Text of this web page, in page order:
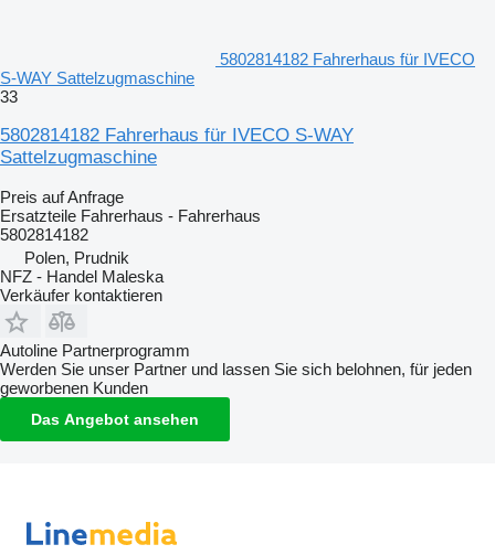
5802814182 Fahrerhaus für IVECO
S-WAY Sattelzugmaschine
33
5802814182 Fahrerhaus für IVECO S-WAY
Sattelzugmaschine
Preis auf Anfrage
Ersatzteile Fahrerhaus - Fahrerhaus
5802814182
Polen, Prudnik
NFZ - Handel Maleska
Verkäufer kontaktieren
Autoline Partnerprogramm
Werden Sie unser Partner und lassen Sie sich belohnen, für jeden
geworbenen Kunden
Das Angebot ansehen